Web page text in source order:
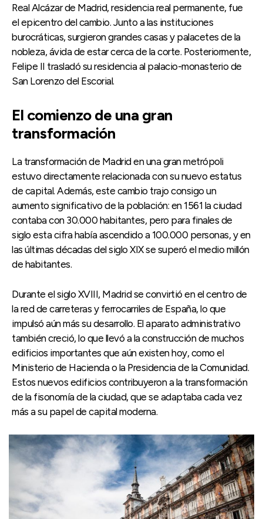
Real Alcázar de Madrid, residencia real permanente, fue
el epicentro del cambio. Junto a las instituciones
burocráticas, surgieron grandes casas y palacetes de la
nobleza, ávida de estar cerca de la corte. Posteriormente,
Felipe II trasladó su residencia al palacio-monasterio de
San Lorenzo del Escorial.
El comienzo de una gran
transformación
La transformación de Madrid en una gran metrópoli
estuvo directamente relacionada con su nuevo estatus
de capital. Además, este cambio trajo consigo un
aumento significativo de la población: en 1561 la ciudad
contaba con 30.000 habitantes, pero para finales de
siglo esta cifra había ascendido a 100.000 personas, y en
las últimas décadas del siglo XIX se superó el medio millón
de habitantes.
Durante el siglo XVIII, Madrid se convirtió en el centro de
la red de carreteras y ferrocarriles de España, lo que
impulsó aún más su desarrollo. El aparato administrativo
también creció, lo que llevó a la construcción de muchos
edificios importantes que aún existen hoy, como el
Ministerio de Hacienda o la Presidencia de la Comunidad.
Estos nuevos edificios contribuyeron a la transformación
de la fisonomía de la ciudad, que se adaptaba cada vez
más a su papel de capital moderna.